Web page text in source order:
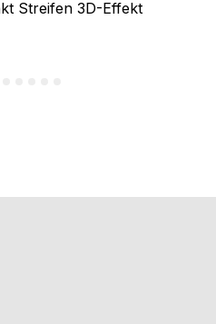
Streifen 3D-Effekt